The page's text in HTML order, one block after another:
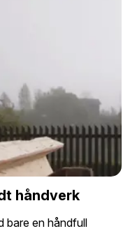
håndverk
bare en håndfull